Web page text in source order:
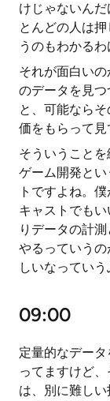
けじゃないん
とんどの人は
うのもわかるわ
それが面白い
のデータを見
と、可能なら
価をもらって見
そういうこと
ゲーム開発と
トですよね。
キャストでも
りデータの計
やるっていう
しいなっていう
09:00
定量的なデー
ってますけど
は、別に難し